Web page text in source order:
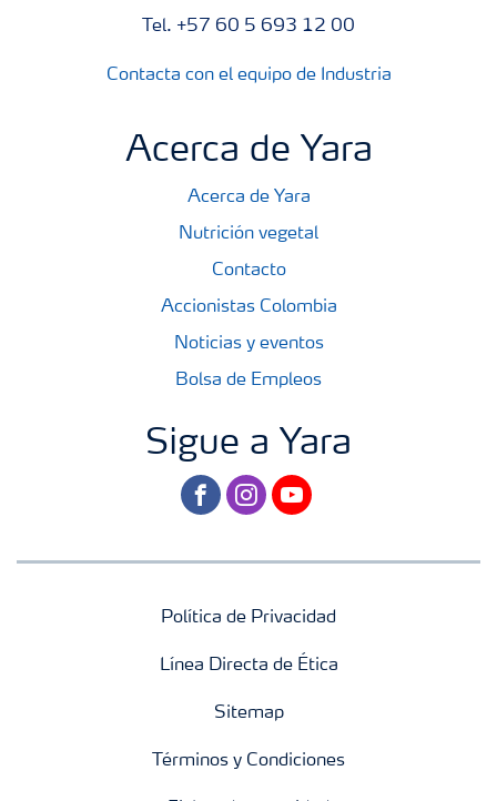
Tel. +57 60 5 693 12 00
Contacta con el equipo de Industria
Acerca de Yara
Acerca de Yara
Nutrición vegetal
Contacto
Accionistas Colombia
Noticias y eventos
Bolsa de Empleos
Sigue a Yara
facebookinstagram
youtube
Política de Privacidad
Línea Directa de Ética
Sitemap
Términos y Condiciones